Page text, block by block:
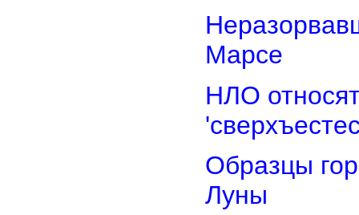
Марсе
НЛО
Образцы
Луны